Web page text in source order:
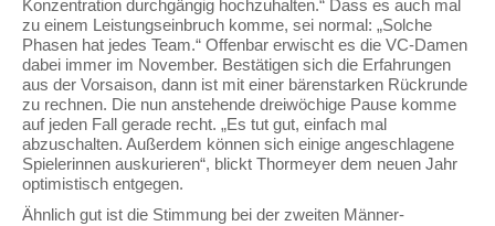
Konzentration durchgängig hochzuhalten.“ Dass es auch mal
zu einem Leistungseinbruch komme, sei normal: „Solche
Phasen hat jedes Team.“ Offenbar erwischt es die VC-Damen
dabei immer im November. Bestätigen sich die Erfahrungen
aus der Vorsaison, dann ist mit einer bärenstarken Rückrunde
zu rechnen. Die nun anstehende dreiwöchige Pause komme
auf jeden Fall gerade recht. „Es tut gut, einfach mal
abzuschalten. Außerdem können sich einige angeschlagene
Spielerinnen auskurieren“, blickt Thormeyer dem neuen Jahr
optimistisch entgegen.
Ähnlich gut ist die Stimmung bei der zweiten Männer-